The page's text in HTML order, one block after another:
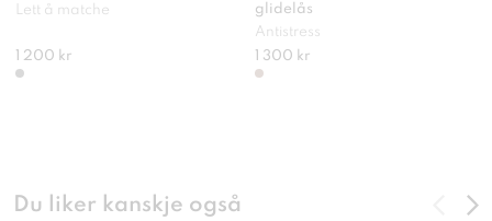
Lett å matche
1 200 kr
glidelås
Antistress
1 300 kr
Du liker kanskje også